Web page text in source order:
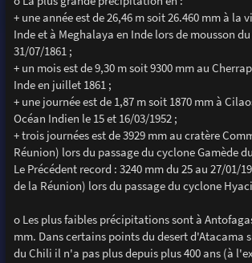
+ une année est de 26,46 m soit 26.460 mm à la
Inde et à Meghalaya en Inde lors de mousson
31/07/1861 ;
+ un mois est de 9,30 m soit 9300 mm au
Inde en juillet 1861 ;
+ une journée est de 1,87 m soit 1870 mm à
Océan Indien le 15 et 16/03/1952 ;
+ trois journées est de 3929 mm au cratère
Réunion) lors du passage du cyclone Gamède
Le Précédent record : 3240 mm du 25 au 27/01/
de la Réunion) lors du passage du cyclone
o Les plus faibles précipitations sont à
mm. Dans certains points du desert d'Atacama
du Chili il n'a pas plus depuis plus 400 ans (à